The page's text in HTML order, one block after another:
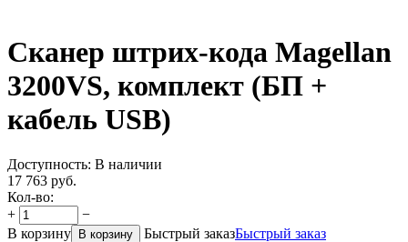
Сканер штрих-кода Magellan
3200VS, комплект (БП +
кабель USB)
Доступность: В наличии
17 763 руб.
Кол-во:
+
−
В корзину
В корзину Быстрый заказБыстрый заказ